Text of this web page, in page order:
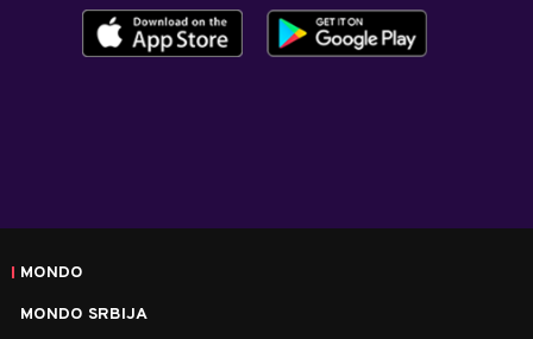
MONDO
MONDO SRBIJA